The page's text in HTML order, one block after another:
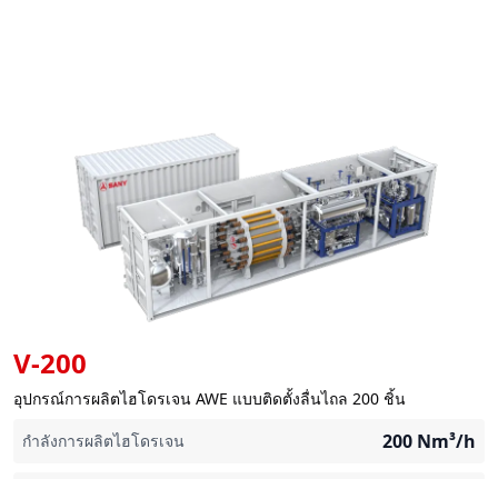
V-200
อุปกรณ์การผลิตไฮโดรเจน AWE แบบติดตั้งลื่นไถล 200 ชิ้น
กำลังการผลิตไฮโดรเจน
200 Nm³/h